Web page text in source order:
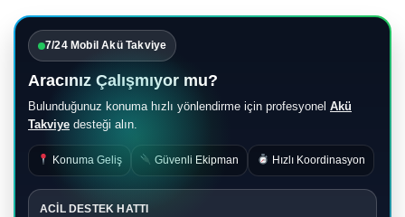
7/24 Mobil Akü Takviye
Aracınız Çalışmıyor mu?
Bulunduğunuz konuma hızlı yönlendirme için profesyonel Akü
Takviye desteği alın.
Konuma Geliş Güvenli Ekipman Hızlı Koordinasyon
ACİL DESTEK HATTI